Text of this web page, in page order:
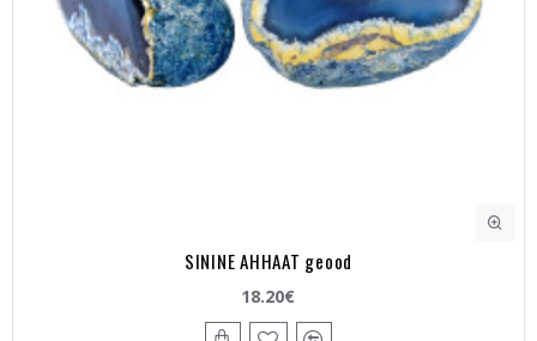
SININE AHHAAT geood
18.20€